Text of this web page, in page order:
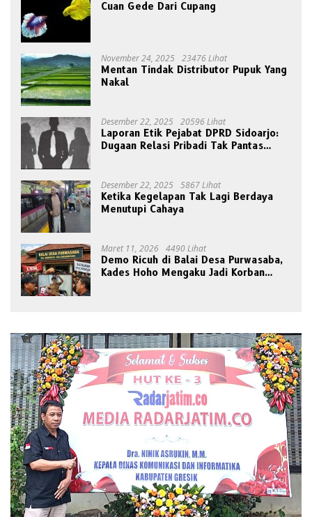
Cuan Gede Dari Cupang
November 24, 2025 23476 Lihat
Mentan Tindak Distributor Pupuk Yang
Nakal
Desember 22, 2025 20596 Lihat
Laporan Etik Pejabat DPRD Sidoarjo:
Dugaan Relasi Pribadi Tak Pantas
Desember 22, 2025 5867 Lihat
Ketika Kegelapan Tak Lagi Berdaya
Menutupi Cahaya
Maret 11, 2026 4490 Lihat
Demo Ricuh di Balai Desa Purwasaba,
Kades Hoho Mengaku Jadi Korban